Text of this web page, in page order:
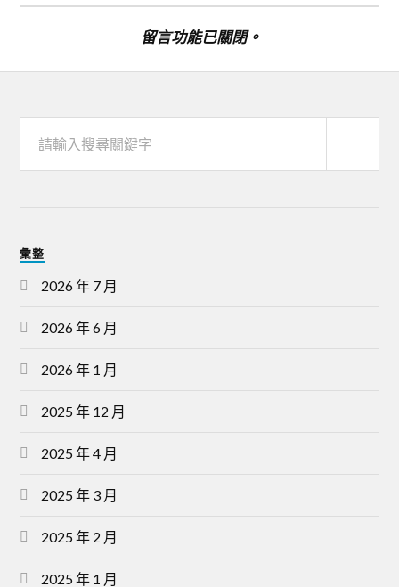
留言功能已關閉。
彙整
2026 年 7 月
2026 年 6 月
2026 年 1 月
2025 年 12 月
2025 年 4 月
2025 年 3 月
2025 年 2 月
2025 年 1 月